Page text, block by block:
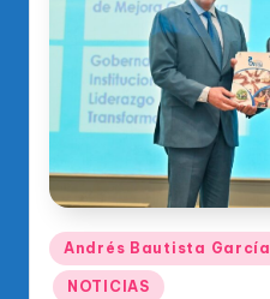
di
o
O
fi
ci
al
Publicado
en
Andrés Bautista García
NOTICIAS